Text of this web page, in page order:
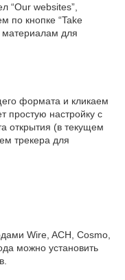
“Our websites”,
по кнопке “Take
для
формата и кликаем
простую настройку с
открытия (в текущем
трекера для
Wire, ACH, Cosmo,
можно установить